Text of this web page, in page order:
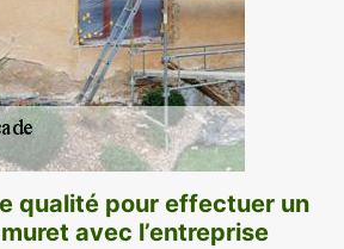
qualité pour effectuer un
avec l’entreprise